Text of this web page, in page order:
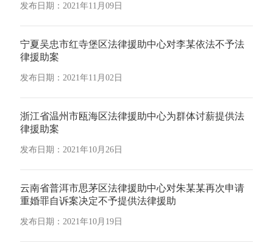
发布日期：2021年11月09日
宁夏吴忠市红寺堡区法律援助中心对李某依法不予法
律援助案
发布日期：2021年11月02日
浙江省温州市瓯海区法律援助中心为群体讨薪提供法
律援助案
发布日期：2021年10月26日
云南省普洱市思茅区法律援助中心对朱某某再次申请
重婚罪自诉案决定不予提供法律援助
发布日期：2021年10月19日